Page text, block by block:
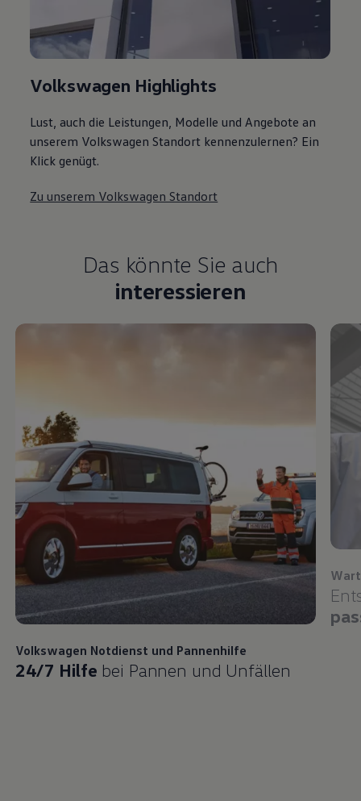
Volkswagen Highlights
Lust, auch die Leistungen, Modelle und Angebote an
unserem Volkswagen Standort kennenzulernen? Ein
Klick genügt.
Zu unserem Volkswagen Standort
Das könnte Sie auch
interessieren
Volkswagen Notdienst und Pannenhilfe
24/7 Hilfe bei Pannen und Unfällen